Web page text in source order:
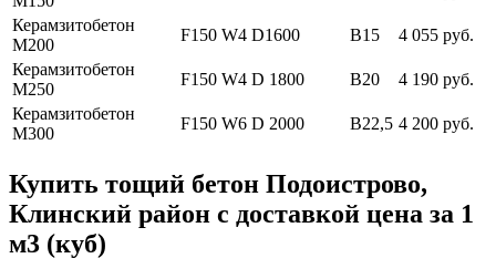
Керамзитобетон
М200
F150 W4 D1600 В15
4 055 руб.
Керамзитобетон
М250
F150 W4 D 1800 В20
4 190 руб.
Керамзитобетон
М300
F150 W6 D 2000 В22,5 4 200 руб.
Купить тощий бетон Подоистрово,
Клинский район с доставкой цена за 1
м3 (куб)